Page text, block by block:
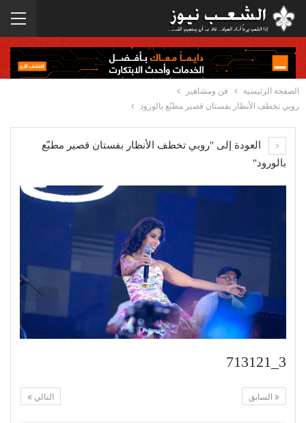
الصفحة الرئيسية
فن ومشاهير
روبي تخطف الأنظار بفستان قصير مطبّع بالورود
العودة إلى "روبي تخطف الأنظار بفستان قصير مطبّع
بالورود"
3_713121
التالي السابق